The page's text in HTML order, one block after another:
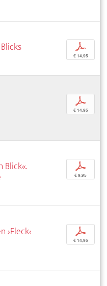
p
€ 14,95
p
€ 14,95
Blick«.
p
€ 9,95
›Fleck‹
p
€ 14,95